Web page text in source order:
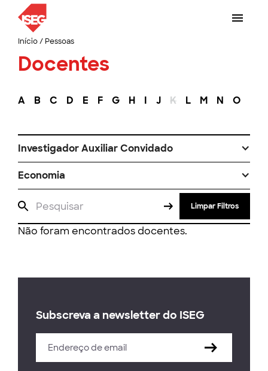
Início/ Pessoas
Docentes
A B C D E F G H I J K L M N O
Investigador Auxiliar Convidado
Economia
Limpar Filtros
Não foram encontrados docentes.
Subscreva a newsletter do ISEG